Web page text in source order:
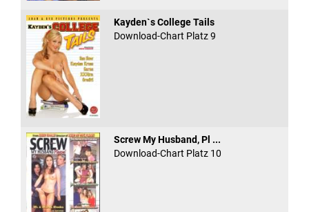
Kayden`s College Tails
Download-Chart Platz 9
Screw My Husband, Pl ...
Download-Chart Platz 10